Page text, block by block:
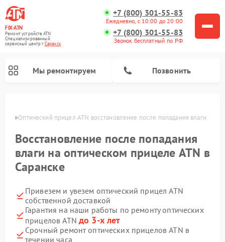
FIX-ATN
Ремонт устройств ATN
Специализированный
cервисный центр г.Саранск
+7 (800) 301-55-83
Ежедневно, с 10:00 до 20:00
+7 (800) 301-55-83
Звонок бесплатный по РФ
Мы ремонтируем Позвонить
Оптический прицел ATN восстановление после попадания влаги
Восстановление после попадания
влаги на оптическом прицеле ATN в
Саранске
Привезем и увезем оптический прицел ATN
собственной доставкой
Гарантия на наши работы по ремонту оптических
прицелов ATN до 3-х лет
Срочный ремонт оптических прицелов ATN в
течении часа